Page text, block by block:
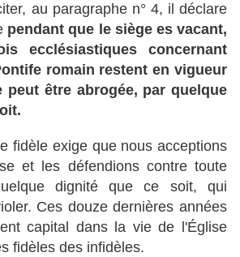
au paragraphe n° 4, il déclare
pendant que le siège es vacant,
ecclésiastiques concernant
romain restent en vigueur
peut être abrogée, par quelque
fidèle exige que nous acceptions
et les défendions contre toute
dignité que ce soit, qui
Ces douze dernières années
capital dans la vie de l'Église
fidèles des infidèles.